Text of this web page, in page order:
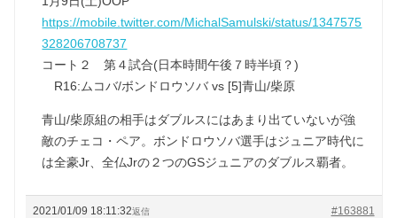
https://mobile.twitter.com/MichalSamulski/status/1347575
328206708737
コート２ 第４試合(日本時間午後７時半頃？)
R16:ムコバ/ボンドロウソバ vs [5]青山/柴原
青山/柴原組の相手はダブルスにはあまり出ていないが強
敵のチェコ・ペア。ボンドロウソバ選手はジュニア時代に
は全豪Jr、全仏Jrの２つのGSジュニアのダブルス覇者。
2021/01/09 18:11:32 #163881
返信